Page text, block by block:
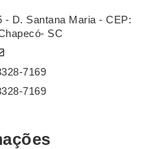
- D. Santana Maria - CEP:
SC
7169
7169